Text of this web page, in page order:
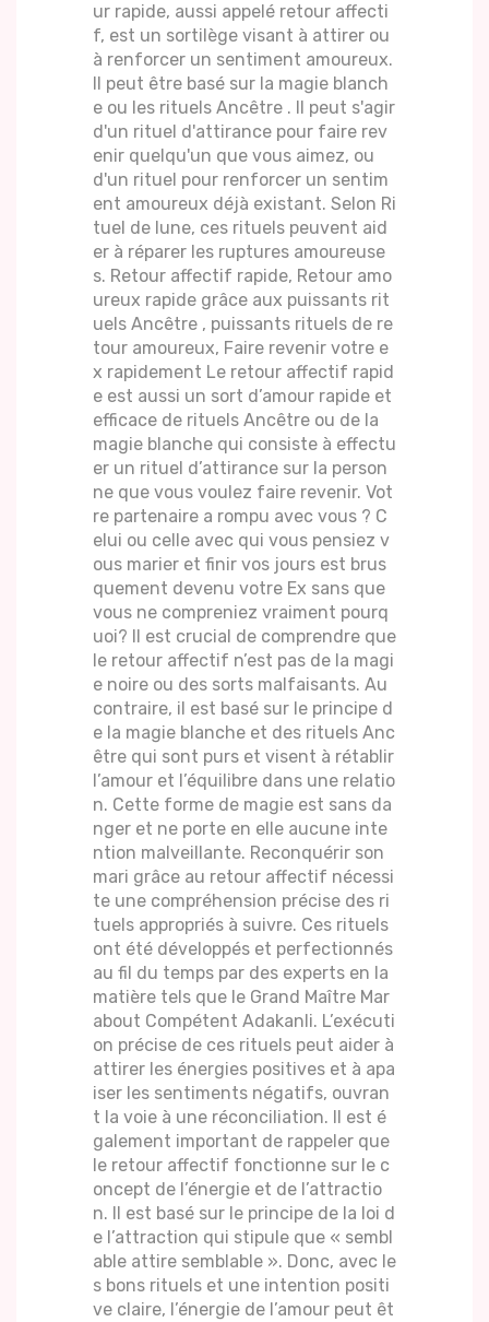
ur rapide, aussi appelé retour affecti
f, est un sortilège visant à attirer ou
à renforcer un sentiment amoureux.
Il peut être basé sur la magie blanch
e ou les rituels Ancêtre . Il peut s'agir
d'un rituel d'attirance pour faire rev
enir quelqu'un que vous aimez, ou
d'un rituel pour renforcer un sentim
ent amoureux déjà existant. Selon Ri
tuel de lune, ces rituels peuvent aid
er à réparer les ruptures amoureuse
s. Retour affectif rapide, Retour amo
ureux rapide grâce aux puissants rit
uels Ancêtre , puissants rituels de re
tour amoureux, Faire revenir votre e
x rapidement Le retour affectif rapid
e est aussi un sort d’amour rapide et
efficace de rituels Ancêtre ou de la
magie blanche qui consiste à effectu
er un rituel d’attirance sur la person
ne que vous voulez faire revenir. Vot
re partenaire a rompu avec vous ? C
elui ou celle avec qui vous pensiez v
ous marier et finir vos jours est brus
quement devenu votre Ex sans que
vous ne compreniez vraiment pourq
uoi? Il est crucial de comprendre que
le retour affectif n’est pas de la magi
e noire ou des sorts malfaisants. Au
contraire, il est basé sur le principe d
e la magie blanche et des rituels Anc
être qui sont purs et visent à rétablir
l’amour et l’équilibre dans une relatio
n. Cette forme de magie est sans da
nger et ne porte en elle aucune inte
ntion malveillante. Reconquérir son
mari grâce au retour affectif nécessi
te une compréhension précise des ri
tuels appropriés à suivre. Ces rituels
ont été développés et perfectionnés
au fil du temps par des experts en la
matière tels que le Grand Maître Mar
about Compétent Adakanli. L’exécuti
on précise de ces rituels peut aider à
attirer les énergies positives et à apa
iser les sentiments négatifs, ouvran
t la voie à une réconciliation. Il est é
galement important de rappeler que
le retour affectif fonctionne sur le c
oncept de l’énergie et de l’attractio
n. Il est basé sur le principe de la loi d
e l’attraction qui stipule que « sembl
able attire semblable ». Donc, avec le
s bons rituels et une intention positi
ve claire, l’énergie de l’amour peut êt